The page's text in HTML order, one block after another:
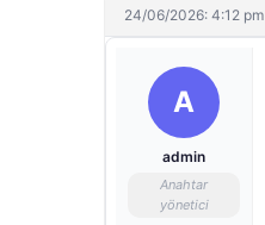
24/06/2026: 4:12 pm
A
admin
Anahtar
yönetici